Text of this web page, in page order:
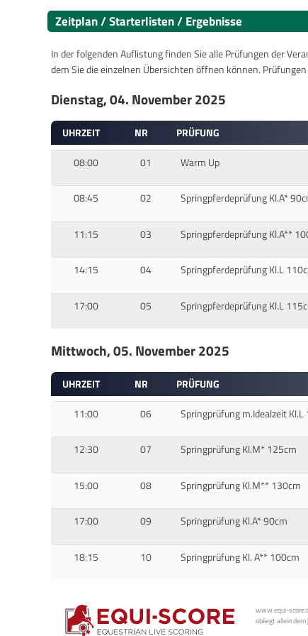
Zeitplan / Starterlisten / Ergebnisse
In der folgenden Auflistung finden Sie alle Prüfungen der
dem Sie die einzelnen Übersichten öffnen können.
Dienstag, 04. November 2025
UHRZEIT NR PRÜFUNG
08:00
01 Warm Up
08:45 02 Springpferdeprüfung Kl.A*
11:15 03 Springpferdeprüfung Kl.A**
14:15 04 Springpferdeprüfung Kl.L
17:00 05 Springpferdeprüfung Kl.L
Mittwoch, 05. November 2025
UHRZEIT NR PRÜFUNG
11:00
06 Springprüfung m.Idealzeit Kl.L
12:30 07 Springprüfung Kl.M* 125cm
15:00 08 Springprüfung Kl.M** 130cm
17:00 09 Springprüfung Kl.A* 90cm
18:15 10 Springprüfung Kl. A** 100cm
www.equi-
obliegt allein